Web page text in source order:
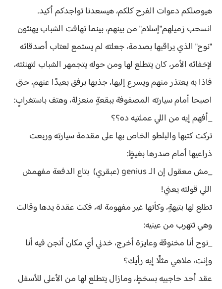
هيوصلكم دعوات الفرح كلكم، هيسعدنا تواجدكم أكيد.
انسحب زميلهم"إسلام" من بينهم، بينما تهافت الشباب يهنئون
"نوح" الذي يراقبها بصدمة، جعلته لم يستمع لعتاب أصدقائه
لإخفائه الأمر، كان يتطلع لها ومن حوله يتجمهر الشباب لتهنئته،
فاذا به يعتذر منهم ويسرع إليها، جذبها برفق بعيدًا عنهم، حتى
اصبحا أمام سيارته المصفوفة ببقعةٍ منعزلة، وهتف باستغرابٍ:
_أفهم إيه من اللي عملتيه ده؟؟
تركت كتبها والبلطو الخاص بها على مقدمة سيارته وربعت
ذراعيها أمام صدرها بغيظٍ:
_مش معقول إن الـ genius (عبقري) بتاع الدفعة مفهمش
اللي قولته يعني!
تطلع لها بتيهةٍ، وكأنها غير مفهومة له، فكت عقدة يدها وقالت
وهي تتهرب من عينيه:
_نوح أنا مخنوقة وعايزة أخرج، خدني أي مكان أتجن فيه أنا
وإنت، ملاهي مثلًا إيه رأيك؟
عقد أحد حاجبيه بسخطٍ، ومازال يتطلع لها من الأعلى للأسفل